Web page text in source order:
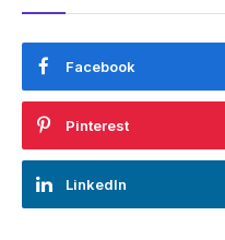
Facebook
Pinterest
LinkedIn